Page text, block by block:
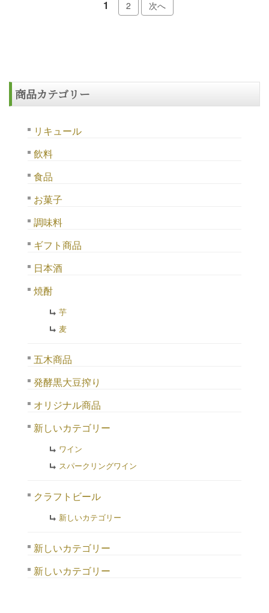
1 2 次へ
商品カテゴリー
リキュール
飲料
食品
お菓子
調味料
ギフト商品
日本酒
焼酎
芋
麦
五木商品
発酵黒大豆搾り
オリジナル商品
新しいカテゴリー
ワイン
スパークリングワイン
クラフトビール
新しいカテゴリー
新しいカテゴリー
新しいカテゴリー